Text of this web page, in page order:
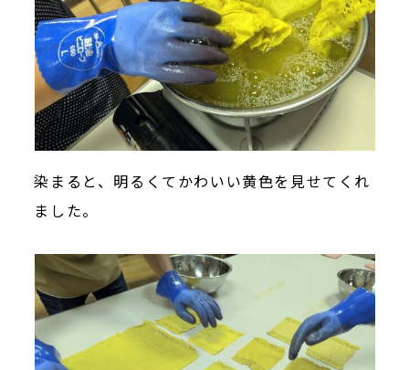
染まると、明るくてかわいい黄色を見せてくれ
ました。